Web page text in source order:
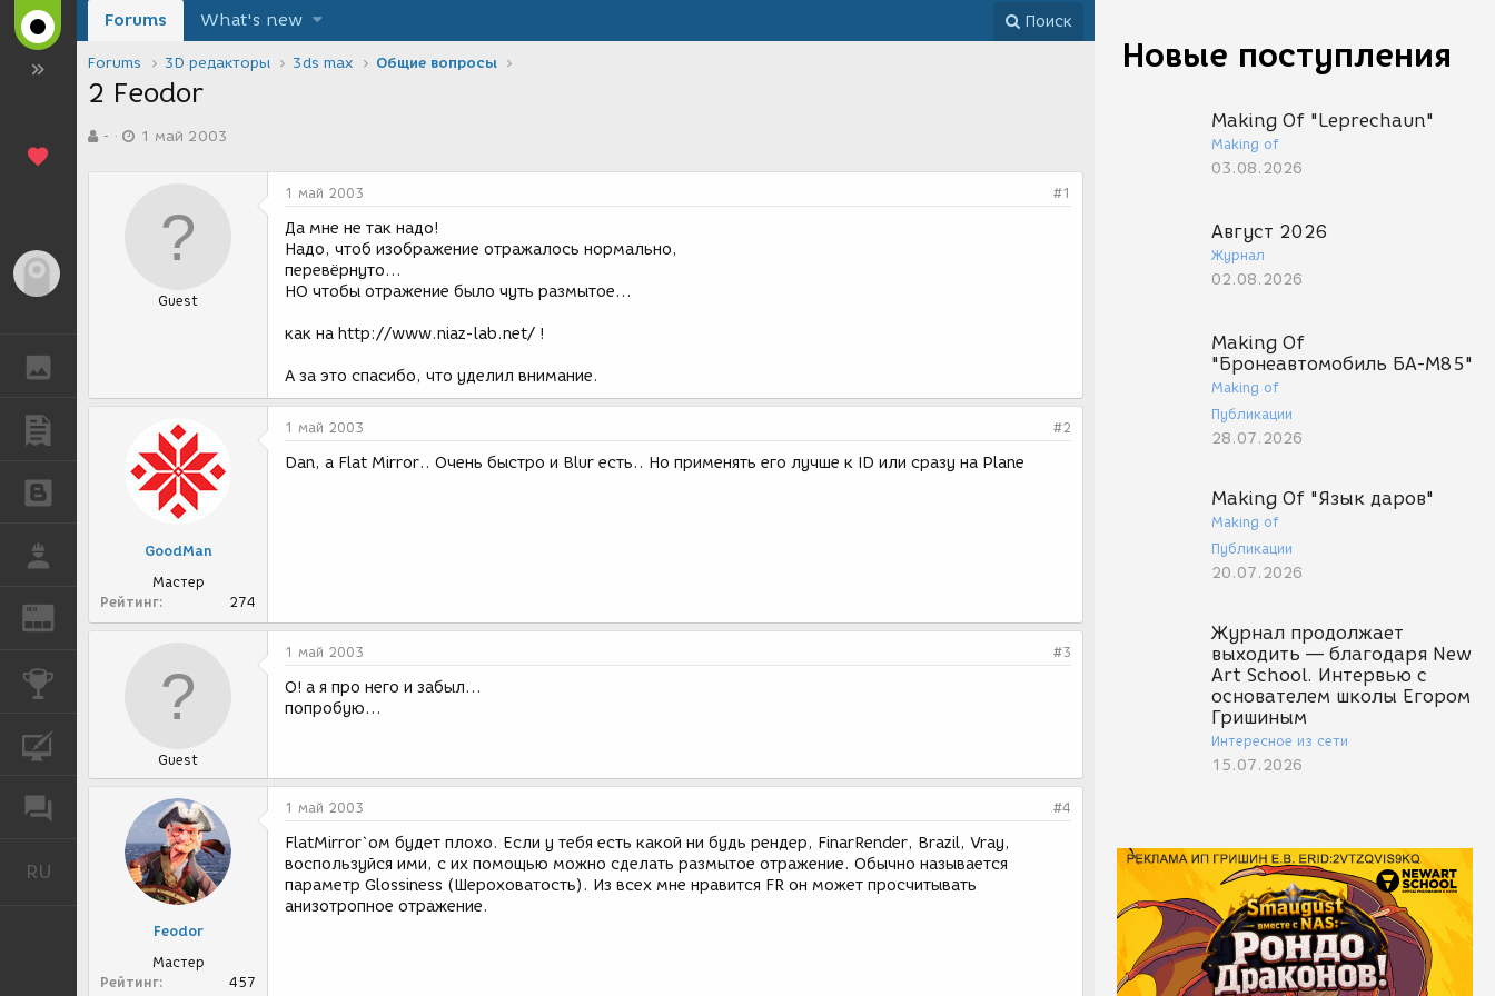
ПУБЛИКАЦИИ
REN
КОНКУРСЫ
RU Русский
Новые поступления
Making Of "Leprechaun"
Making of
03.08.2026
Август 2026
Журнал
02.08.2026
Making Of
"Бронеавтомобиль БА-М85"
Making of
Публикации
28.07.2026
Making Of "Язык даров"
Making of
Публикации
20.07.2026
Журнал продолжает
выходить — благодаря New
Art School. Интервью с
основателем школы Егором
Гришиным
Интересное из сети
15.07.2026
Forums What's new Поиск
Forums 3D редакторы 3ds max Общие вопросы
2 Feodor
в-
а
1 май 2003
Guest
1 май 2003 #1
Да мне не так надо!
Надо, чтоб изображение отражалось нормально,
перевёрнуто...
НО чтобы отражение было чуть размытое...
как на http://www.niaz-lab.net/ !
А за это спасибо, что уделил внимание.
GoodMan
Мастер
Рейтинг
274
1 май 2003 #2
Dan, а Flat Mirror.. Очень быстро и Blur есть.. Но применять его лучше к ID или сразу на Plane
Guest
1 май 2003 #3
О! а я про него и забыл...
попробую...
Feodor
Мастер
Рейтинг
457
1 май 2003 #4
FlatMirror`ом будет плохо. Если у тебя есть какой ни будь рендер, FinarRender, Brazil, Vray,
воспользуйся ими, с их помощью можно сделать размытое отражение. Обычно называется
параметр Glossiness (Шероховатость). Из всех мне нравится FR он может просчитывать
анизотропное отражение.